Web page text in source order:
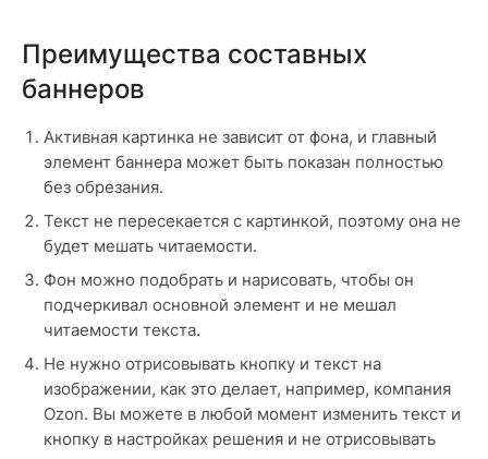
Преимущества составных
баннеров
Активная картинка не зависит от фона, и главный
элемент баннера может быть показан полностью
без обрезания.
Текст не пересекается с картинкой, поэтому она не
будет мешать читаемости.
Фон можно подобрать и нарисовать, чтобы он
подчеркивал основной элемент и не мешал
читаемости текста.
Не нужно отрисовывать кнопку и текст на
изображении, как это делает, например, компания
Ozon. Вы можете в любой момент изменить текст и
кнопку в настройках решения и не отрисовывать